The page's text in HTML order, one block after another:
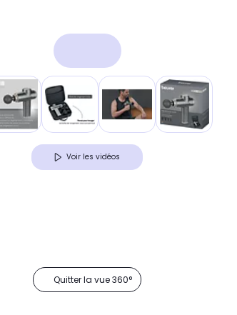
Voir les vidéos
Quitter la vue 360°